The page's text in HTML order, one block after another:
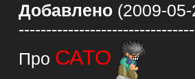
Добавлено(2009-05-
Про САТО